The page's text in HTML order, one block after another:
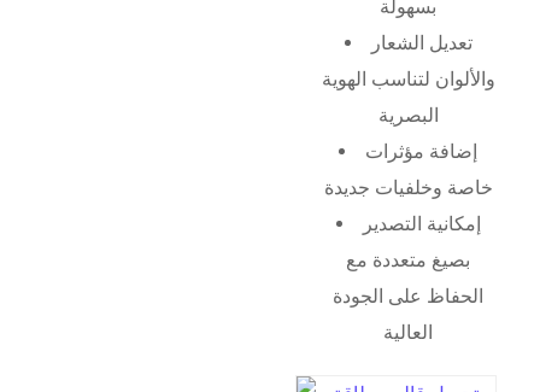
بسهولة
تعديل الشعار
والألوان لتناسب الهوية
البصرية
إضافة مؤثرات
خاصة وخلفيات جديدة
إمكانية التصدير
بصيغ متعددة مع
الحفاظ على الجودة
العالية